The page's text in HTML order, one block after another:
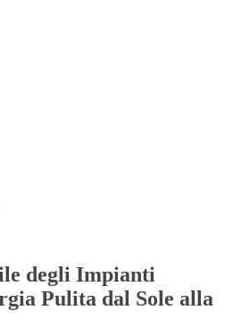
degli Impianti
Pulita dal Sole alla